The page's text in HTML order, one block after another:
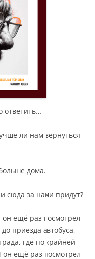
ответить…
ли нам вернуться
дома.
сюда за нами придут?
ещё раз посмотрел
приезда автобуса,
где по крайней
он ещё раз посмотрел